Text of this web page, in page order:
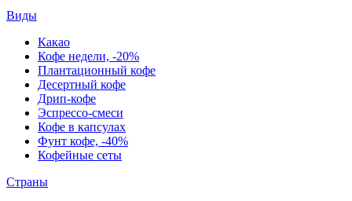
Виды
Какао
Кофе недели, -20%
Плантационный кофе
Десертный кофе
Дрип-кофе
Эспрессо-смеси
Кофе в капсулах
Фунт кофе, -40%
Кофейные сеты
Страны